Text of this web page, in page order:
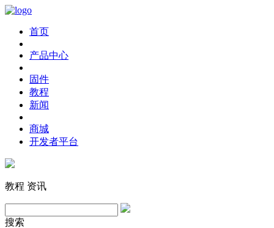
首页
产品中心
固件
教程
新闻
商城
开发者平台
教程 资讯
搜索